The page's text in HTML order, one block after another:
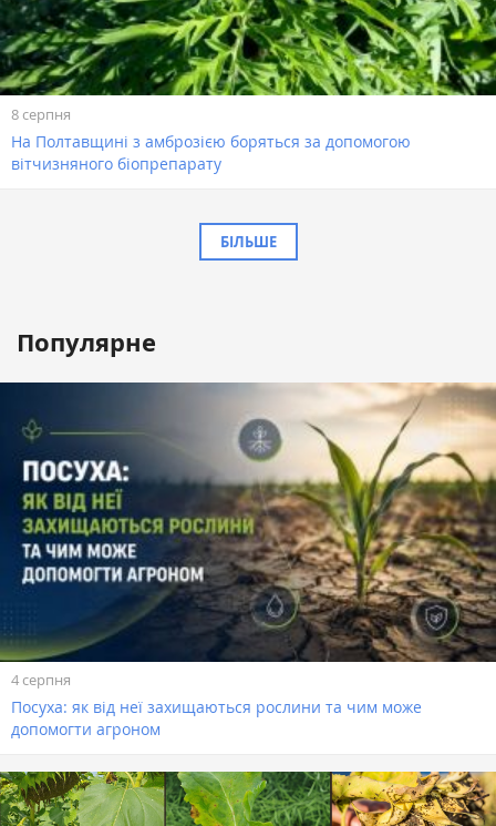
8 серпня
На Полтавщині з амброзією боряться за допомогою
вітчизняного біопрепарату
БІЛЬШЕ
Популярне
4 серпня
Посуха: як від неї захищаються рослини та чим може
допомогти агроном